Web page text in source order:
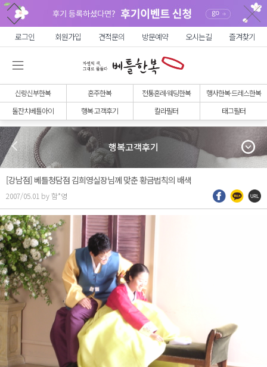
로그인 회원가입 견적문의 방문예약 오시는길 즐겨찾기
신랑신부한복 혼주한복 전통혼례·웨딩한복
행사한복·드레스한복
돌잔치베틀아이
행복 고객후기 칼라필터 태그필터
행복고객후기
[강남점] 베틀청담점 김희영실장님께 맞춘 황금법칙의 배색
2007/05.01 by 함*영